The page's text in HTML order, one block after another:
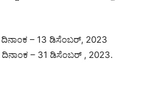
ದಿನಾಂಕ – 13 ಡಿಸೆಂಬರ್, 2023
– 31 ಡಿಸೆಂಬರ್ , 2023.